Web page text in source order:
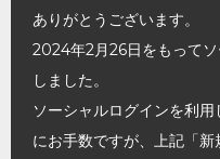
ありがとうございます。
2024年2月26日をもって
しました。
ソーシャルログインを利
にお手数ですが、上記「